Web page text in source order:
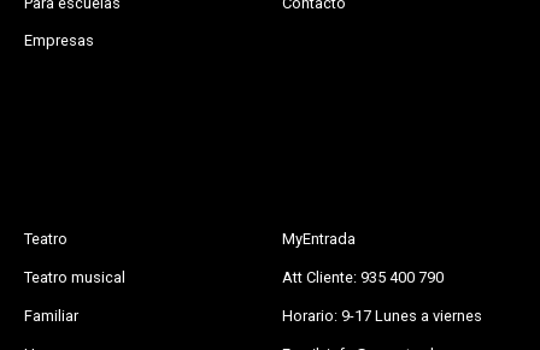
Empresas
Teatro
Teatro musical
Familiar
MyEntrada
Att Cliente: 935 400 790
Horario: 9-17 Lunes a viernes